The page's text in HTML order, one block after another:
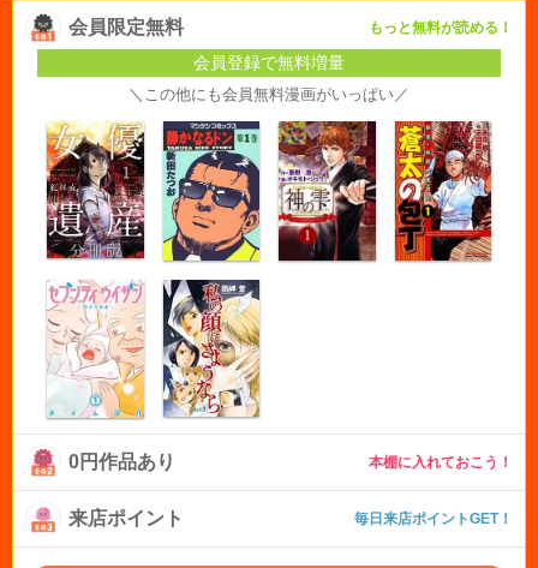
会員限定無料 もっと無料が読める！
会員登録で無料増量
＼この他にも会員無料漫画がいっぱい／
0円作品あり 本棚に入れておこう！
来店ポイント 毎日来店ポイントGET！